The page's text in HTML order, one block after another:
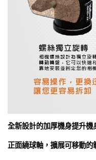
全新設計的加厚機身提升機
正面繞球軸，擴展可移動的